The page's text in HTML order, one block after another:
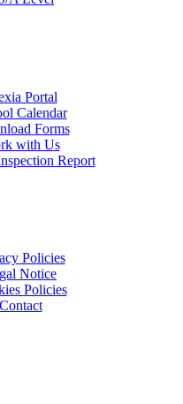
Portal
Calendar
Forms
with Us
Report
Policies
Notice
Policies
Contact